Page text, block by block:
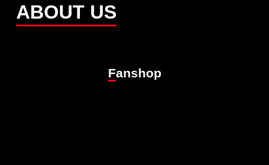
ABOUT US
Fanshop